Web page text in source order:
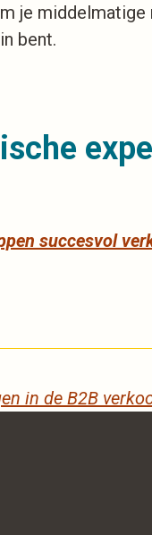
je
bent.
succesvol
in de B2B